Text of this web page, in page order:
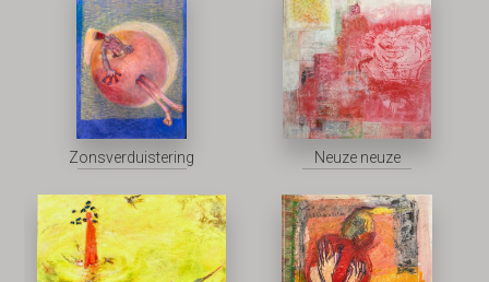
Zonsverduistering Neuze neuze